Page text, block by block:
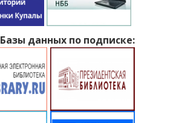
Базы данных по подписке: